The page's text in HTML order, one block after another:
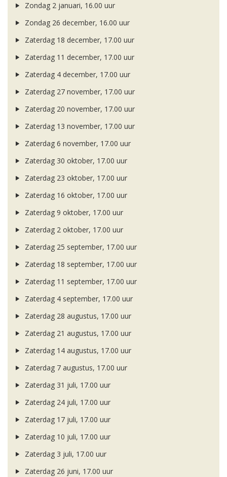
Zondag 2 januari, 16.00 uur
Zondag 26 december, 16.00 uur
Zaterdag 18 december, 17.00 uur
Zaterdag 11 december, 17.00 uur
Zaterdag 4 december, 17.00 uur
Zaterdag 27 november, 17.00 uur
Zaterdag 20 november, 17.00 uur
Zaterdag 13 november, 17.00 uur
Zaterdag 6 november, 17.00 uur
Zaterdag 30 oktober, 17.00 uur
Zaterdag 23 oktober, 17.00 uur
Zaterdag 16 oktober, 17.00 uur
Zaterdag 9 oktober, 17.00 uur
Zaterdag 2 oktober, 17.00 uur
Zaterdag 25 september, 17.00 uur
Zaterdag 18 september, 17.00 uur
Zaterdag 11 september, 17.00 uur
Zaterdag 4 september, 17.00 uur
Zaterdag 28 augustus, 17.00 uur
Zaterdag 21 augustus, 17.00 uur
Zaterdag 14 augustus, 17.00 uur
Zaterdag 7 augustus, 17.00 uur
Zaterdag 31 juli, 17.00 uur
Zaterdag 24 juli, 17.00 uur
Zaterdag 17 juli, 17.00 uur
Zaterdag 10 juli, 17.00 uur
Zaterdag 3 juli, 17.00 uur
Zaterdag 26 juni, 17.00 uur